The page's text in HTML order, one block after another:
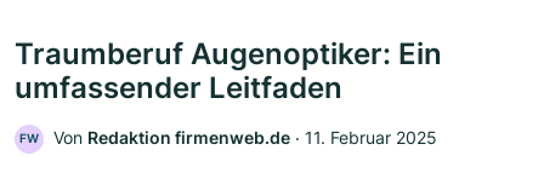
Traumberuf Augenoptiker: Ein
umfassender Leitfaden
FW Von Redaktion firmenweb.de ‧ 11. Februar 2025